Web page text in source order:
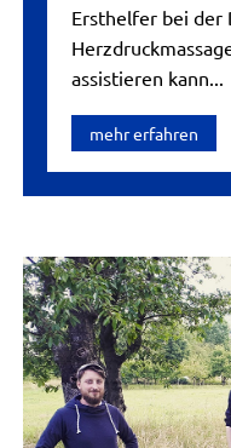
Ersthelfer bei der
assistieren kann...
mehr erfahren